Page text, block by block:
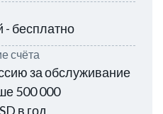
- бесплатно
счёта
за обслуживание
500 000
в год